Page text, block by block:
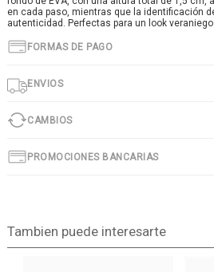
en cada paso, mientras que la identificación
autenticidad. Perfectas para un look
FORMAS DE PAGO
ENVIOS
CAMBIOS
PROMOCIONES BANCARIAS
Tambien puede interesarte